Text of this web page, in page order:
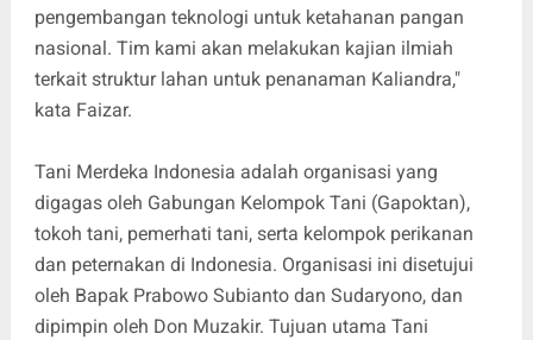
pengembangan teknologi untuk ketahanan pangan
nasional. Tim kami akan melakukan kajian ilmiah
terkait struktur lahan untuk penanaman Kaliandra,"
kata Faizar.
Tani Merdeka Indonesia adalah organisasi yang
digagas oleh Gabungan Kelompok Tani (Gapoktan),
tokoh tani, pemerhati tani, serta kelompok perikanan
dan peternakan di Indonesia. Organisasi ini disetujui
oleh Bapak Prabowo Subianto dan Sudaryono, dan
dipimpin oleh Don Muzakir. Tujuan utama Tani